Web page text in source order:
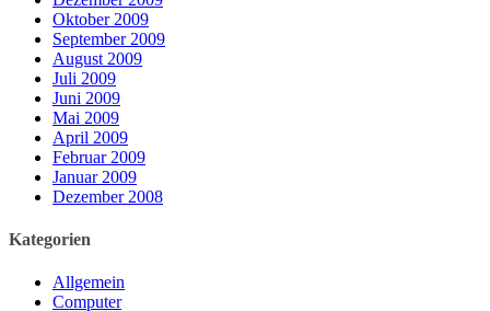
Oktober 2009
September 2009
August 2009
Juli 2009
Juni 2009
Mai 2009
April 2009
Februar 2009
Januar 2009
Dezember 2008
Kategorien
Allgemein
Computer